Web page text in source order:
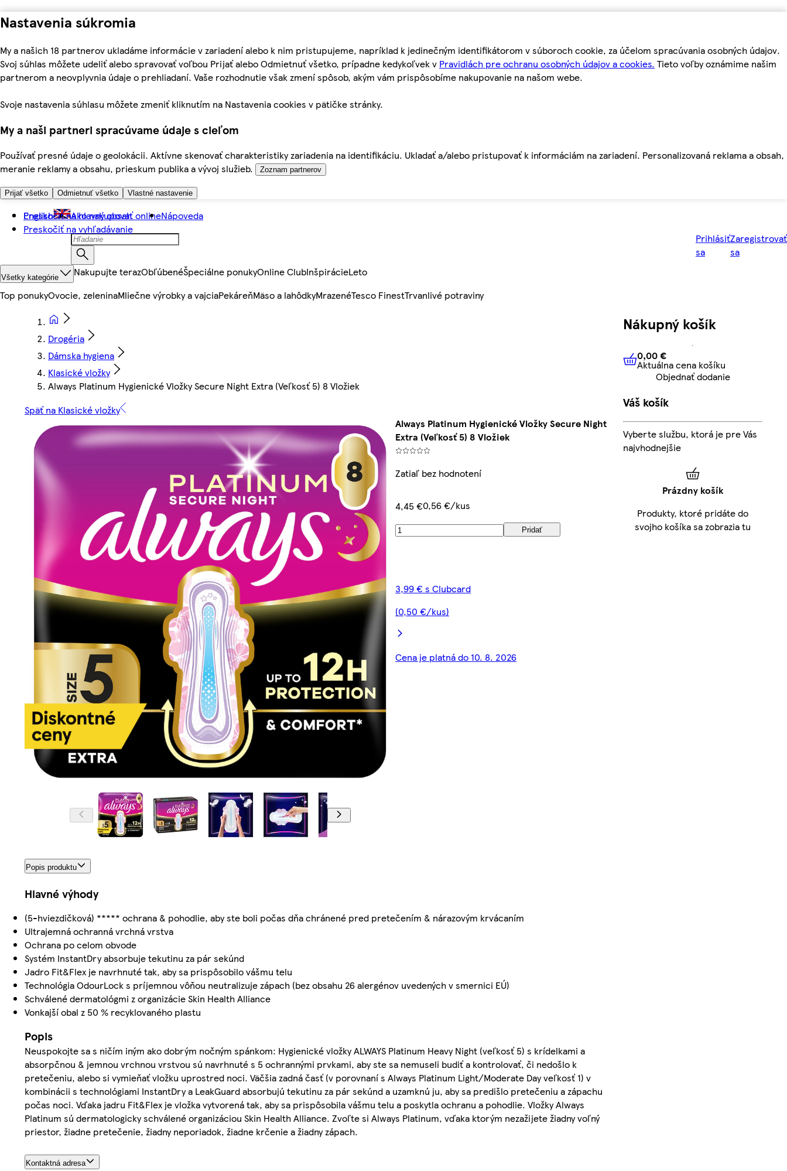
Nastavenia súkromia
My a našich 18 partnerov ukladáme informácie v zariadení alebo k nim pristupujeme, napríklad k jedinečným identifikátorom v súboroch cookie, za účelom spracúvania osobných údajov.
Svoj súhlas môžete udeliť alebo spravovať voľbou Prijať alebo Odmietnuť všetko, prípadne kedykoľvek v Pravidlách pre ochranu osobných údajov a cookies. Tieto voľby oznámime našim
partnerom a neovplyvnia údaje o prehliadaní. Vaše rozhodnutie však zmení spôsob, akým vám prispôsobíme nakupovanie na našom webe.
Svoje nastavenia súhlasu môžete zmeniť kliknutím na Nastavenia cookies v pätičke stránky.
My a naši partneri spracúvame údaje s cieľom
Používať presné údaje o geolokácii. Aktívne skenovať charakteristiky zariadenia na identifikáciu. Ukladať a/alebo pristupovať k informáciám na zariadení. Personalizovaná reklama a obsah,
meranie reklamy a obsahu, prieskum publika a vývoj služieb.
Zoznam partnerov
Prijať všetko Odmietnuť všetko Vlastné nastavenie
Preskočiť na hlavný obsah
Preskočiť na vyhľadávanie
English Ako nakupovať onlineNápoveda
Prihlásiť
sa
Zaregistrovať
sa
Všetky kategórie Nakupujte terazObľúbenéŠpeciálne ponukyOnline ClubInšpirácieLeto
Top ponukyOvocie, zeleninaMliečne výrobky a vajciaPekáreňMäso a lahôdkyMrazenéTesco FinestTrvanlivé potraviny
Drogéria
Dámska hygiena
Klasické vložky
Always Platinum Hygienické Vložky Secure Night Extra (Veľkosť 5) 8 Vložiek
Späť na Klasické vložky
Always Platinum Hygienické Vložky Secure Night
Extra (Veľkosť 5) 8 Vložiek
Zatiaľ bez hodnotení
4,45 €0,56 €/kus
Pridať
3,99 € s Clubcard
(0,50 €/kus)
Cena je platná do 10. 8. 2026
Popis produktu
Hlavné výhody
(5-hviezdičková) ***** ochrana & pohodlie, aby ste boli počas dňa chránené pred pretečením & nárazovým krvácaním
Ultrajemná ochranná vrchná vrstva
Ochrana po celom obvode
Systém InstantDry absorbuje tekutinu za pár sekúnd
Jadro Fit&Flex je navrhnuté tak, aby sa prispôsobilo vášmu telu
Technológia OdourLock s príjemnou vôňou neutralizuje zápach (bez obsahu 26 alergénov uvedených v smernici EÚ)
Schválené dermatológmi z organizácie Skin Health Alliance
Vonkajší obal z 50 % recyklovaného plastu
Popis
Neuspokojte sa s ničím iným ako dobrým nočným spánkom: Hygienické vložky ALWAYS Platinum Heavy Night (veľkosť 5) s krídelkami a
absorpčnou & jemnou vrchnou vrstvou sú navrhnuté s 5 ochrannými prvkami, aby ste sa nemuseli budiť a kontrolovať, či nedošlo k
pretečeniu, alebo si vymieňať vložku uprostred noci. Väčšia zadná časť (v porovnaní s Always Platinum Light/Moderate Day veľkosť 1) v
kombinácii s technológiami InstantDry a LeakGuard absorbujú tekutinu za pár sekúnd a uzamknú ju, aby sa predišlo pretečeniu a zápachu
počas noci. Vďaka jadru Fit&Flex je vložka vytvorená tak, aby sa prispôsobila vášmu telu a poskytla ochranu a pohodlie. Vložky Always
Platinum sú dermatologicky schválené organizáciou Skin Health Alliance. Zvoľte si Always Platinum, vďaka ktorým nezažijete žiadny voľný
priestor, žiadne pretečenie, žiadny neporiadok, žiadne krčenie a žiadny zápach.
Kontaktná adresa
Nákupný košík
0,00 € Aktuálna cena košíku
0,00 €
Aktuálna cena košíku
Objednať dodanie
Váš košík
Vyberte službu, ktorá je pre Vás
najvhodnejšie
Prázdny košík
Produkty, ktoré pridáte do
svojho košíka sa zobrazia tu